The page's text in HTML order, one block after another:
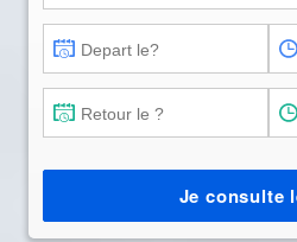
Je consulte